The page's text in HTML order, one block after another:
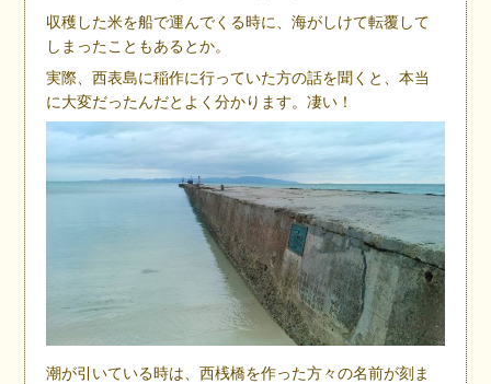
収穫した米を船で運んでくる時に、海がしけて転覆して
しまったこともあるとか。
実際、西表島に稲作に行っていた方の話を聞くと、本当
に大変だったんだとよく分かります。凄い！
潮が引いている時は、西桟橋を作った方々の名前が刻ま